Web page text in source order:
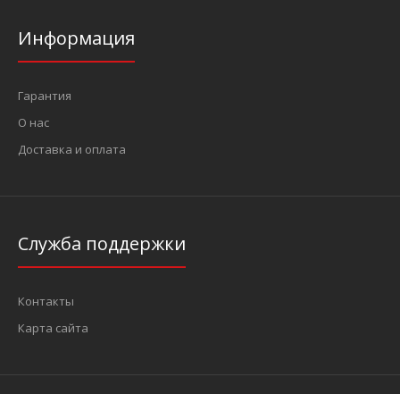
Информация
Гарантия
О нас
Доставка и оплата
Служба поддержки
Контакты
Карта сайта